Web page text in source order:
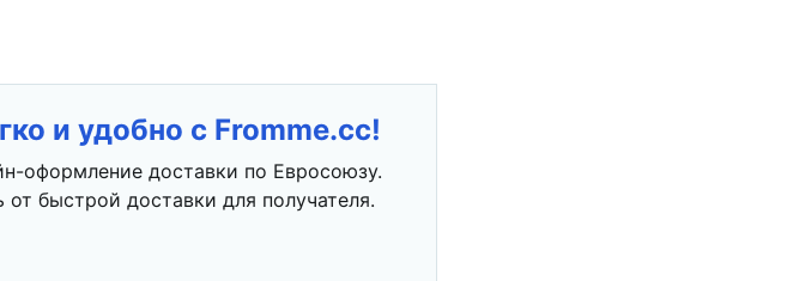
и удобно с Fromme.cc!
оформление доставки по Евросоюзу.
быстрой доставки для получателя.